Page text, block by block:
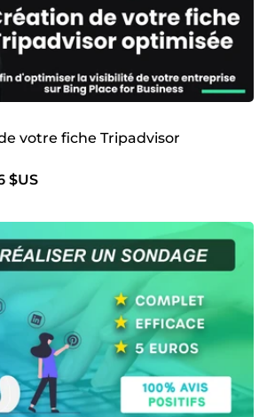
votre fiche Tripadvisor
$US